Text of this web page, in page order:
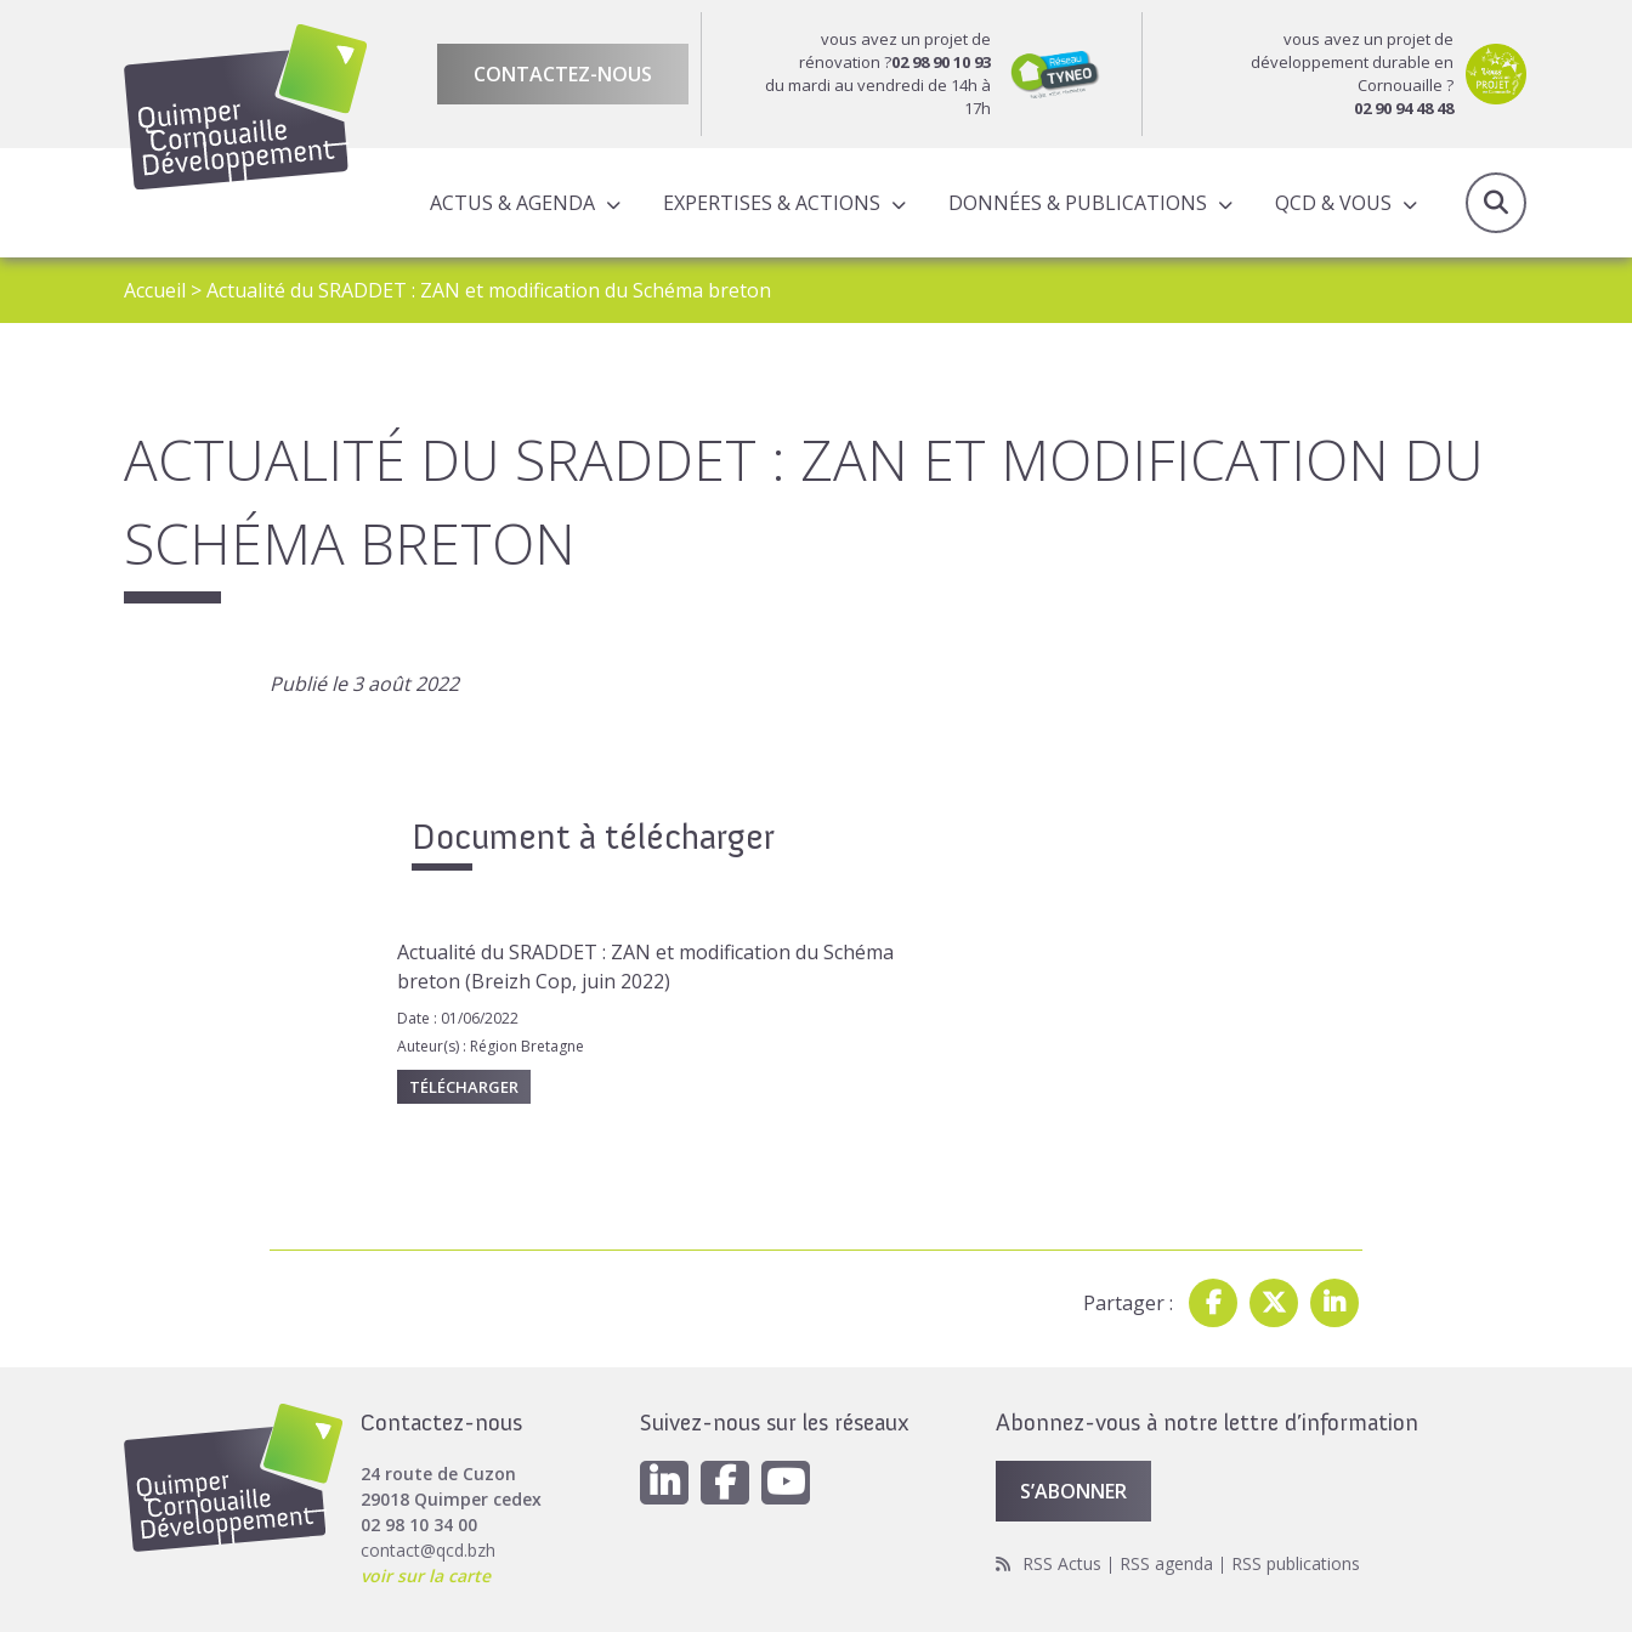
CONTACTEZ-NOUS
vous avez un projet de
rénovation ?02 98 90 10 93
du mardi au vendredi de 14h à
17h
vous avez un projet de
développement durable en
Cornouaille ?
02 90 94 48 48
ACTUS & AGENDA EXPERTISES & ACTIONS DONNÉES & PUBLICATIONS QCD & VOUS
Accueil >Actualité du SRADDET : ZAN et modification du Schéma breton
ACTUALITÉ DU SRADDET : ZAN ET MODIFICATION DU
SCHÉMA BRETON
Publié le 3 août 2022
Document à télécharger
Actualité du SRADDET : ZAN et modification du Schéma
breton (Breizh Cop, juin 2022)
Date : 01/06/2022
Auteur(s) : Région Bretagne
TÉLÉCHARGER
Partager :
Contactez-nous
24 route de Cuzon
29018 Quimper cedex
02 98 10 34 00
contact@qcd.bzh
voir sur la carte
Suivez-nous sur les réseaux Abonnez-vous à notre lettre d’information
S’ABONNER
RSS Actus RSS agenda RSS publications